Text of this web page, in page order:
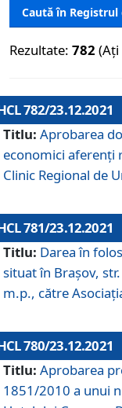
Caută în
Rezultate: 782
782/23.12.2021
Titlu: Aprobarea
economici aferenți
Clinic Regional de
781/23.12.2021
Titlu: Darea în
situat în Braşov,
m.p., către
780/23.12.2021
Titlu: Aprobarea
1851/2010 a unui